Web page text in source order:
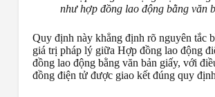
như hợp đồng lao động bằng văn
Quy định này khẳng định rõ nguyên tắc
giá trị pháp lý giữa Hợp đồng lao động
đồng lao động bằng văn bản giấy, với
đồng điện tử được giao kết đúng quy